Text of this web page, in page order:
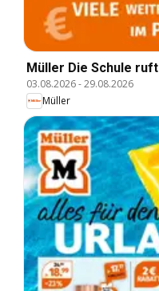
Müller Die Schule ruft
03.08.2026-29.08.2026
Müller